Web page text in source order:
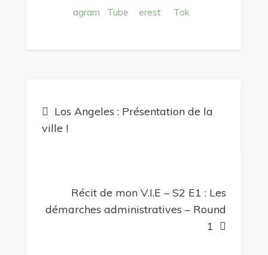
deLos Angeles : Présentation de la
ville !
Récit de mon V.I.E – S2 E1 : Les
démarches administratives – Round
1